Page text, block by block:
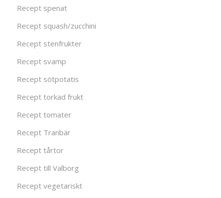
Recept spenat
Recept squash/zucchini
Recept stenfrukter
Recept svamp
Recept sötpotatis
Recept torkad frukt
Recept tomater
Recept Tranbär
Recept tårtor
Recept till Valborg
Recept vegetariskt